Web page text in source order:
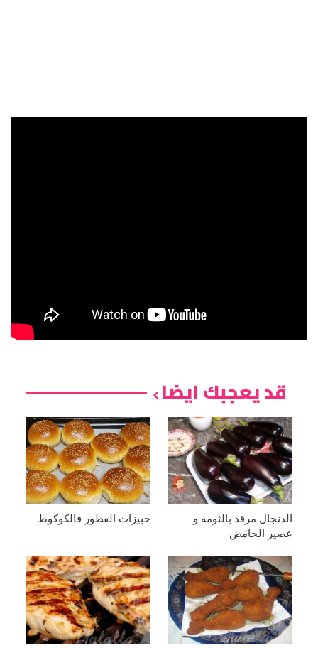
قد يعجبك ايضا
الدنجال مرقد بالثومة و
عصير الحامض
خبيزات الفطور فالكوكوط